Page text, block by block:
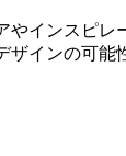
やインスピ
インの可能